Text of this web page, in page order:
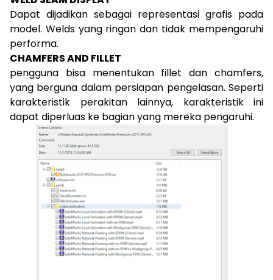
Dapat dijadikan sebagai representasi grafis pada
model. Welds yang ringan dan tidak mempengaruhi
performa.
CHAMFERS AND FILLET
pengguna bisa menentukan fillet dan chamfers,
yang berguna dalam persiapan pengelasan. Seperti
karakteristik perakitan lainnya, karakteristik ini
dapat diperluas ke bagian yang mereka pengaruhi.